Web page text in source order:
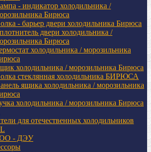
- индикатор холодильника /
Бирюса
- барьер двери холодильника Бирюса
двери холодильника /
Бирюса
холодильника / морозильника
холодильника / морозильника Бирюса
стеклянная холодильника БИРЮСА
ящика холодильника / морозильника
холодильника / морозильника Бирюса
для отечественных холодильников
- ДЭУ